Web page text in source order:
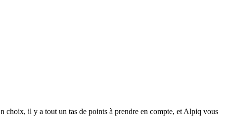
choix, il y a tout un tas de points à prendre en compte, et Alpiq vous